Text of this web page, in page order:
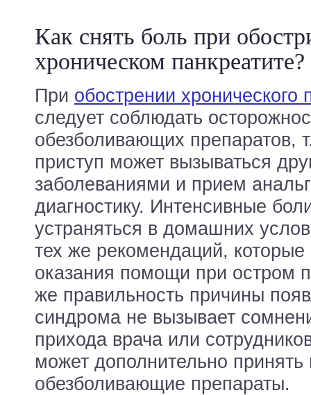
Как снять боль при
хроническом панкреатите?
При обострении хронического
следует соблюдать
обезболивающих препаратов,
приступ может вызываться
заболеваниями и прием
диагностику. Интенсивные
устраняться в домашних
тех же рекомендаций,
оказания помощи при остром
же правильность причины
синдрома не вызывает
прихода врача или
может дополнительно принять
обезболивающие препараты.